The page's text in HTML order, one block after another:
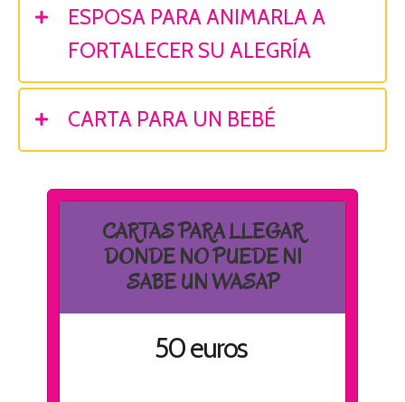
ESPOSA PARA ANIMARLA A
FORTALECER SU ALEGRÍA
CARTA PARA UN BEBÉ
CARTAS PARA LLEGAR
DONDE NO PUEDE NI
SABE UN WASAP
50 euros